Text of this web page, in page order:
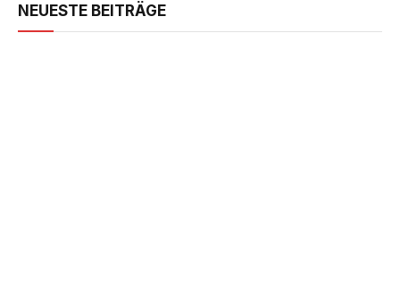
NEUESTE BEITRÄGE